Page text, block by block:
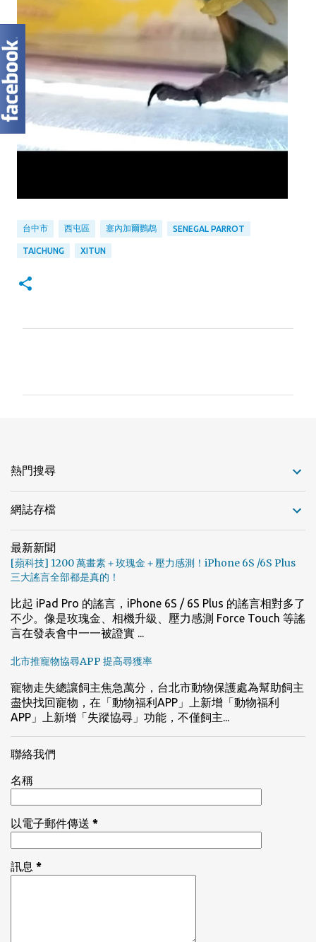
台中市 西屯區 塞內加爾鸚鵡 SENEGAL PARROT
TAICHUNG XITUN
熱門搜尋
網誌存檔
最新新聞
[蘋科技] 1200 萬畫素＋玫瑰金＋壓力感測！iPhone 6S /6S Plus
三大謠言全部都是真的！
比起 iPad Pro 的謠言，iPhone 6S / 6S Plus 的謠言相對多了
不少。像是玫瑰金、相機升級、壓力感測 Force Touch 等謠
言在發表會中一一被證實 ...
北市推寵物協尋APP 提高尋獲率
寵物走失總讓飼主焦急萬分，台北市動物保護處為幫助飼主
盡快找回寵物，在「動物福利APP」上新增「動物福利
APP」上新增「失蹤協尋」功能，不僅飼主...
聯絡我們
名稱
以電子郵件傳送 *
訊息 *